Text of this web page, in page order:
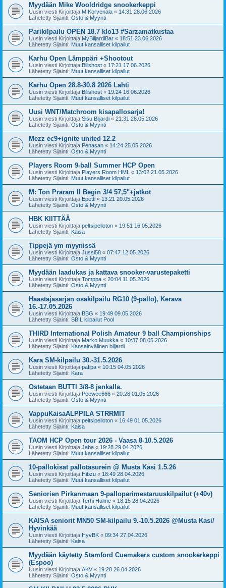
Myydään Mike Wooldridge snookerkeppi
Uusin viesti Kirjoittaja M Korvenala « 14:31 28.06.2026
Lähetetty Sijainti: Osto & Myynti
Parikilpailu OPEN 18.7 klo13 #Sarzamatkustaa
Uusin viesti Kirjoittaja MyBiljardiBar « 18:51 23.06.2026
Lähetetty Sijainti: Muut kansalliset kilpailut
Karhu Open Lämppäri +Shootout
Uusin viesti Kirjoittaja Bilishost « 17:21 17.06.2026
Lähetetty Sijainti: Muut kansalliset kilpailut
Karhu Open 28.8-30.8 2026 Lahti
Uusin viesti Kirjoittaja Bilishost « 19:24 16.06.2026
Lähetetty Sijainti: Muut kansalliset kilpailut
Uusi WNT/Matchroom kisapallosarja!
Uusin viesti Kirjoittaja Sisu Biljardi « 21:31 28.05.2026
Lähetetty Sijainti: Osto & Myynti
Mezz ec9+ignite united 12.2
Uusin viesti Kirjoittaja Penasan « 14:24 25.05.2026
Lähetetty Sijainti: Osto & Myynti
Players Room 9-ball Summer HCP Open
Uusin viesti Kirjoittaja Players Room HML « 13:02 21.05.2026
Lähetetty Sijainti: Muut kansalliset kilpailut
M: Ton Praram II Begin 3/4 57,5"+jatkot
Uusin viesti Kirjoittaja Epetti « 13:21 20.05.2026
Lähetetty Sijainti: Osto & Myynti
HBK KIITTÄÄ
Uusin viesti Kirjoittaja peltsipelloton « 19:51 16.05.2026
Lähetetty Sijainti: Kaisa
Tippejä ym myynissä
Uusin viesti Kirjoittaja Jussi58 « 07:47 12.05.2026
Lähetetty Sijainti: Osto & Myynti
Myydään laadukas ja kattava snooker-varustepaketti
Uusin viesti Kirjoittaja Tomppa « 20:04 11.05.2026
Lähetetty Sijainti: Osto & Myynti
Haastajasarjan osakilpailu RG10 (9-pallo), Kerava
16.-17.05.2026
Uusin viesti Kirjoittaja BBG « 19:49 09.05.2026
Lähetetty Sijainti: SBIL kilpailut Pool
THIRD International Polish Amateur 9 ball Championships
Uusin viesti Kirjoittaja Marko Muukka « 10:37 08.05.2026
Lähetetty Sijainti: Kansainvälinen biljardi
Kara SM-kilpailu 30.-31.5.2026
Uusin viesti Kirjoittaja pafipa « 10:15 04.05.2026
Lähetetty Sijainti: Kara
Ostetaan BUTTI 3/8-8 jenkalla.
Uusin viesti Kirjoittaja Peewee666 « 20:28 01.05.2026
Lähetetty Sijainti: Osto & Myynti
VappuKaisaALPPILA STRRMIT
Uusin viesti Kirjoittaja peltsipelloton « 16:49 01.05.2026
Lähetetty Sijainti: Kaisa
TAOM HCP Open tour 2026 - Vaasa 8-10.5.2026
Uusin viesti Kirjoittaja Jaba « 19:28 29.04.2026
Lähetetty Sijainti: Muut kansalliset kilpailut
10-pallokisat pallotasurein @ Musta Kasi 1.5.26
Uusin viesti Kirjoittaja Hibzu « 18:49 28.04.2026
Lähetetty Sijainti: Muut kansalliset kilpailut
Seniorien Pirkanmaan 9-palloparimestaruuskilpailut (+40v)
Uusin viesti Kirjoittaja Terhi Halme « 18:15 28.04.2026
Lähetetty Sijainti: Muut kansalliset kilpailut
KAISA seniorit MN50 SM-kilpailu 9.-10.5.2026 @Musta Kasi/
Hyvinkää
Uusin viesti Kirjoittaja HyvBK « 09:34 27.04.2026
Lähetetty Sijainti: Kaisa
Myydään käytetty Stamford Cuemakers custom snookerkeppi
(Espoo)
Uusin viesti Kirjoittaja AKV « 19:28 26.04.2026
Lähetetty Sijainti: Osto & Myynti